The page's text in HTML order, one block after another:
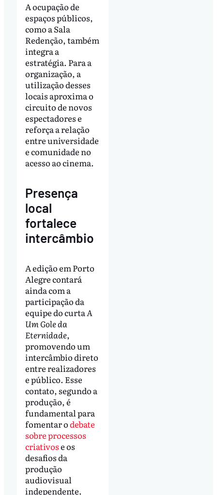
A ocupação de
espaços públicos,
como a Sala
Redenção, também
integra a
estratégia. Para a
organização, a
utilização desses
locais aproxima o
circuito de novos
espectadores e
reforça a relação
entre universidade
e comunidade no
acesso ao cinema.
Presença
local
fortalece
intercâmbio
A edição em Porto
Alegre contará
ainda com a
participação da
equipe do curtaA
Um Gole da
Eternidade,
promovendo um
intercâmbio direto
entre realizadores
e público. Esse
contato, segundo a
produção, é
fundamental para
fomentar odebate
sobre processos
criativose os
desafios da
produção
audiovisual
independente.